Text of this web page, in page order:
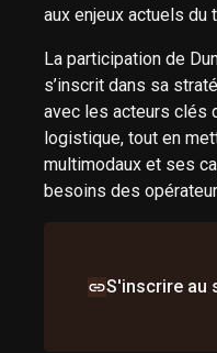
aux enjeux actuels du
La participation de
s’inscrit dans sa
avec les acteurs clés
logistique, tout en
multimodaux et ses
besoins des
S'inscrire au